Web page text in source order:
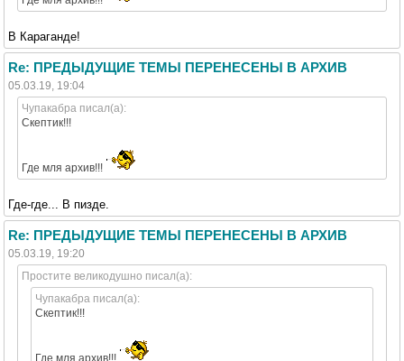
В Караганде!
Re: ПРЕДЫДУЩИЕ ТЕМЫ ПЕРЕНЕСЕНЫ В АРХИВ
05.03.19, 19:04
Чупакабра писал(а):
Скептик!!!
Где мля архив!!!
Где-где... В пизде.
Re: ПРЕДЫДУЩИЕ ТЕМЫ ПЕРЕНЕСЕНЫ В АРХИВ
05.03.19, 19:20
Простите великодушно писал(а):
Чупакабра писал(а):
Скептик!!!
Где мля архив!!!